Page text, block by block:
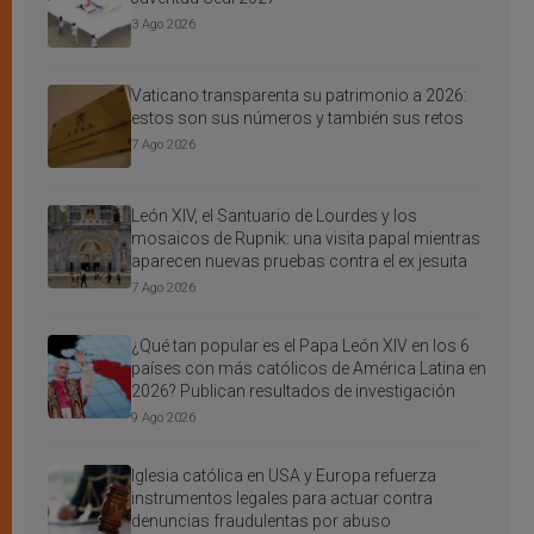
3 Ago 2026
Vaticano transparenta su patrimonio a 2026:
estos son sus números y también sus retos
7 Ago 2026
León XIV, el Santuario de Lourdes y los
mosaicos de Rupnik: una visita papal mientras
aparecen nuevas pruebas contra el ex jesuita
7 Ago 2026
¿Qué tan popular es el Papa León XIV en los 6
países con más católicos de América Latina en
2026? Publican resultados de investigación
9 Ago 2026
Iglesia católica en USA y Europa refuerza
instrumentos legales para actuar contra
denuncias fraudulentas por abuso